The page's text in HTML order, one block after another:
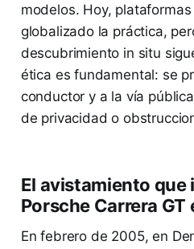
modelos. Hoy,
globalizado la práctica,
descubrimiento in situ
ética es fundamental: se
conductor y a la vía
de privacidad o
El avistamiento que
Porsche Carrera GT
En febrero de 2005, en